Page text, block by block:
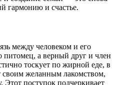
гармонию и счастье.
между человеком и его
а верный друг и член
тоскует по жирной еде, в
желанным лакомством,
Этот поступок подчеркивает